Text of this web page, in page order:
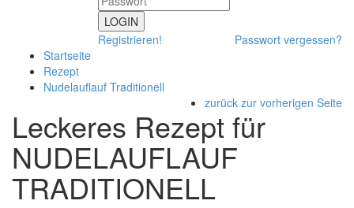
LOGIN
Registrieren!
Passwort vergessen?
Startseite
Rezept
Nudelauflauf Traditionell
zurück zur vorherigen Seite
Leckeres Rezept für
NUDELAUFLAUF
TRADITIONELL